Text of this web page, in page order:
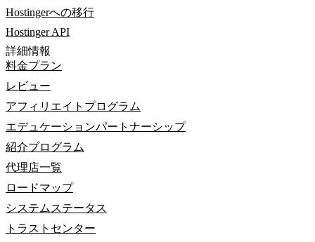
Hostingerへの移行
Hostinger API
詳細情報
料金プラン
レビュー
アフィリエイトプログラム
エデュケーションパートナーシップ
紹介プログラム
代理店一覧
ロードマップ
システムステータス
トラストセンター